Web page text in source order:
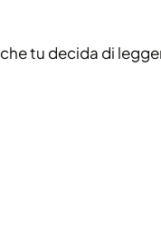
tu decida di